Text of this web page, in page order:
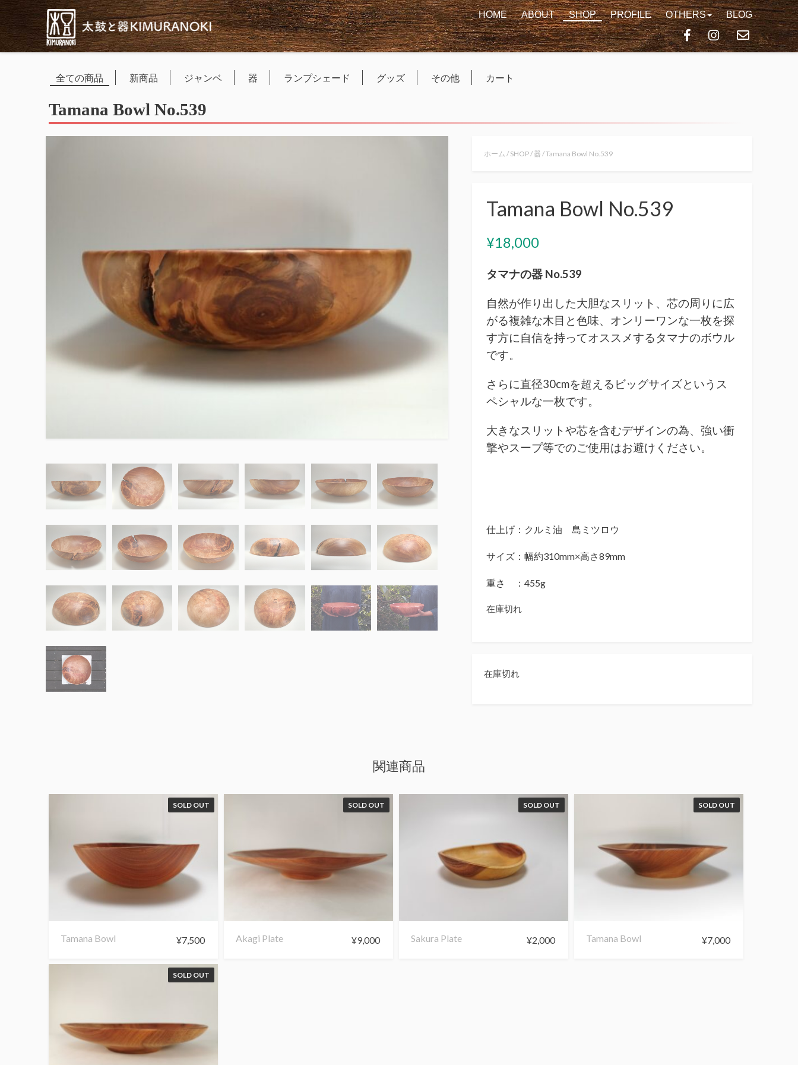
HOME ABOUT SHOP PROFILE OTHERS BLOG
全ての商品 新商品 ジャンベ 器 ランプシェード グッズ その他 カート
Tamana Bowl No.539
ホーム /SHOP/器 / Tamana Bowl No.539
Tamana Bowl No.539
¥18,000
タマナの器 No.539
自然が作り出した大胆なスリット、芯の周りに広
がる複雑な木目と色味、オンリーワンな一枚を探
す方に自信を持ってオススメするタマナのボウル
です。
さらに直径30cmを超えるビッグサイズというス
ペシャルな一枚です。
大きなスリットや芯を含むデザインの為、強い衝
撃やスープ等でのご使用はお避けください。
仕上げ：クルミ油 島ミツロウ
サイズ：幅約310mm×高さ89mm
重さ ：455g
在庫切れ
在庫切れ
関連商品
SOLD OUT
Tamana Bowl ¥7,500
SOLD OUT
Akagi Plate ¥9,000
SOLD OUT
Sakura Plate ¥2,000
SOLD OUT
Tamana Bowl ¥7,000
SOLD OUT